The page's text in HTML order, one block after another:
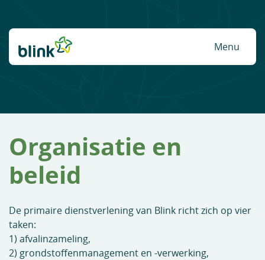
Menu
Organisatie en
beleid
De primaire dienstverlening van Blink richt zich op vier
taken:
1) afvalinzameling,
2) grondstoffenmanagement en -verwerking,